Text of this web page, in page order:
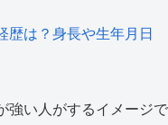
歴は？身長や生年月日
強い人がするイメージで